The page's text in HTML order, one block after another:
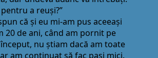
a reuși?”
că și eu mi-am pus aceeași
20 de ani, când am pornit pe
nu știam dacă am toate
am continuat să fac pași mici.